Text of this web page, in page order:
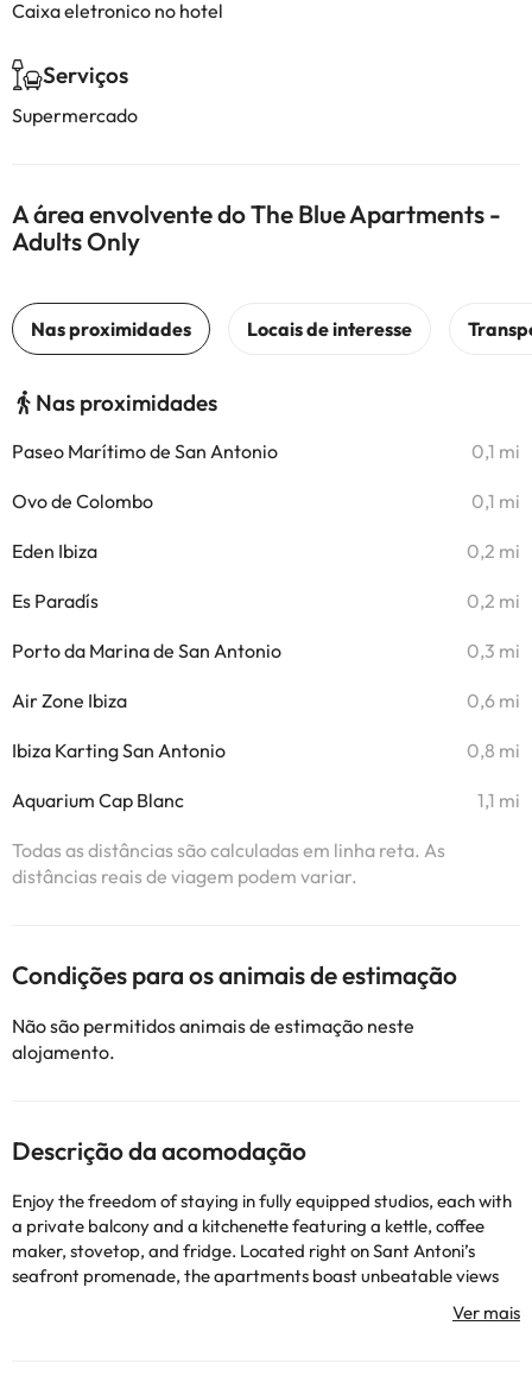
Caixa eletronico no hotel
Serviços
Supermercado
A área envolvente do The Blue Apartments -
Adults Only
Nas proximidades
Paseo Marítimo de San Antonio 0,1 mi
Ovo de Colombo 0,1 mi
Eden Ibiza 0,2 mi
Es Paradís 0,2 mi
Porto da Marina de San Antonio 0,3 mi
Air Zone Ibiza 0,6 mi
Ibiza Karting San Antonio 0,8 mi
Aquarium Cap Blanc 1,1 mi
Todas as distâncias são calculadas em linha reta. As
distâncias reais de viagem podem variar.
Condições para os animais de estimação
Não são permitidos animais de estimação neste
alojamento.
Descrição da acomodação
Enjoy the freedom of staying in fully equipped studios, each with
a private balcony and a kitchenette featuring a kettle, coffee
maker, stovetop, and fridge. Located right on Sant Antoni’s
seafront promenade, the apartments boast unbeatable views
over the bay and a prime location — just a 2-minute walk from
Arenal Beach and next to the lively Passeig de ses Fonts, filled